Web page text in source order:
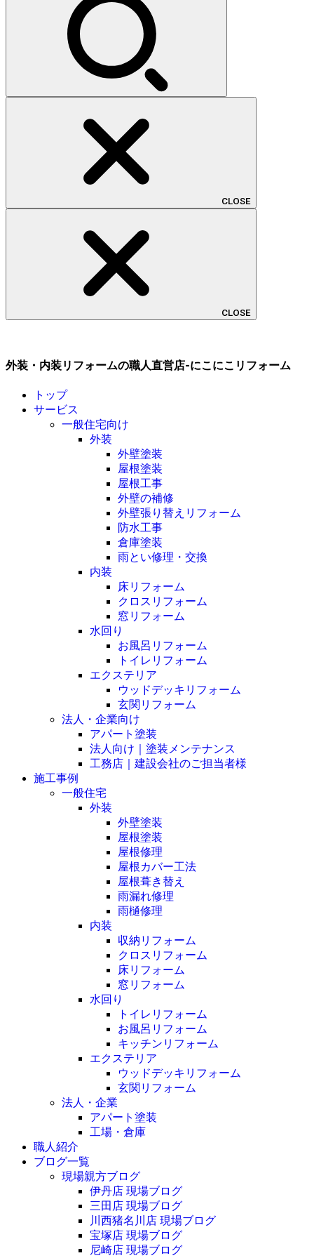
CLOSE
CLOSE
外装・内装リフォームの職人直営店-にこにこリフォーム
トップ
サービス
一般住宅向け
外装
外壁塗装
屋根塗装
屋根工事
外壁の補修
外壁張り替えリフォーム
防水工事
倉庫塗装
雨とい修理・交換
内装
床リフォーム
クロスリフォーム
窓リフォーム
水回り
お風呂リフォーム
トイレリフォーム
エクステリア
ウッドデッキリフォーム
玄関リフォーム
法人・企業向け
アパート塗装
法人向け｜塗装メンテナンス
工務店｜建設会社のご担当者様
施工事例
一般住宅
外装
外壁塗装
屋根塗装
屋根修理
屋根カバー工法
屋根葺き替え
雨漏れ修理
雨樋修理
内装
収納リフォーム
クロスリフォーム
床リフォーム
窓リフォーム
水回り
トイレリフォーム
お風呂リフォーム
キッチンリフォーム
エクステリア
ウッドデッキリフォーム
玄関リフォーム
法人・企業
アパート塗装
工場・倉庫
職人紹介
ブログ一覧
現場親方ブログ
伊丹店 現場ブログ
三田店 現場ブログ
川西猪名川店 現場ブログ
宝塚店 現場ブログ
尼崎店 現場ブログ